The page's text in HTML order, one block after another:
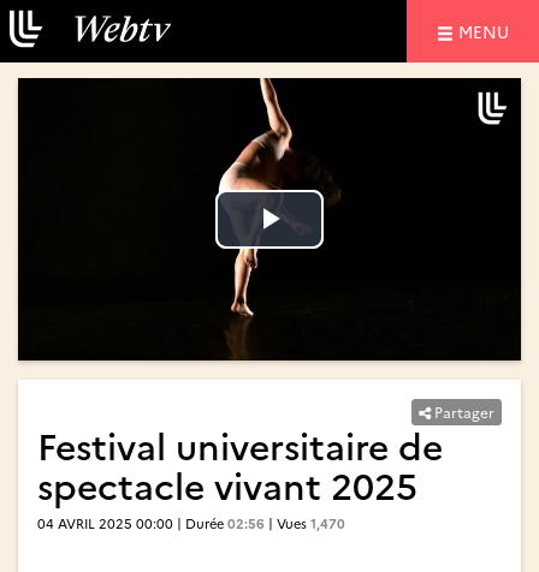
MENU
Lire
vidéo
Lire
vidéo
Partager
Festival universitaire de
spectacle vivant 2025
04 AVRIL 2025 00:00 | Durée 02:56 | Vues 1,470